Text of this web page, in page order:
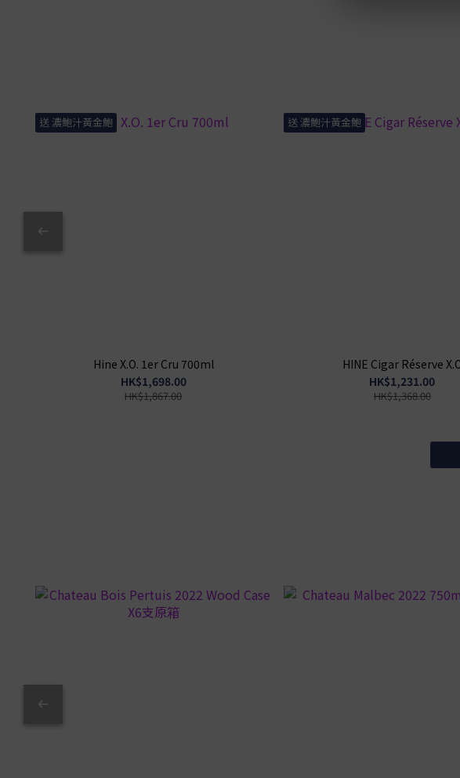
送 濃鮑汁黃金鮑
Hine X.O. 1er Cru 700ml
HK$1,698.00
HK$1,867.00
送 濃鮑汁黃金鮑
HINE Cigar Réserve
HK$1,231.00
HK$1,368.00